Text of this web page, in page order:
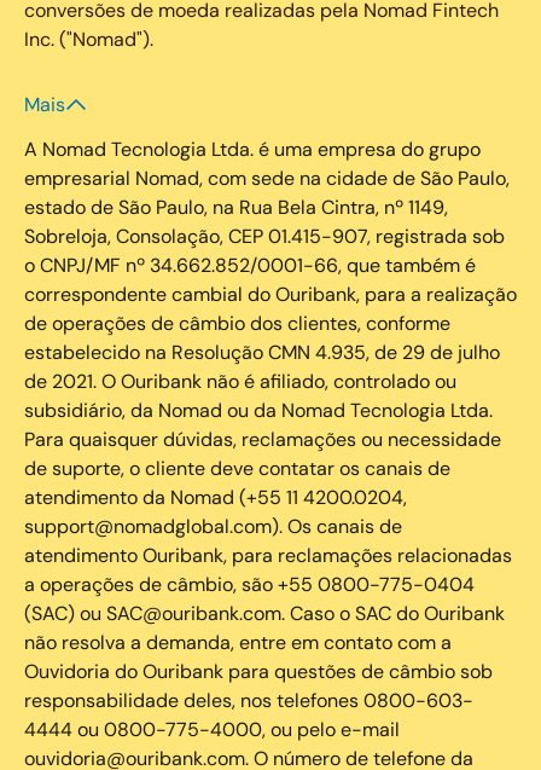
conversões de moeda realizadas pela Nomad Fintech
Inc. ("Nomad").
Mais
A Nomad Tecnologia Ltda. é uma empresa do grupo
empresarial Nomad, com sede na cidade de São Paulo,
estado de São Paulo, na Rua Bela Cintra, nº 1149,
Sobreloja, Consolação, CEP 01.415-907, registrada sob
o CNPJ/MF nº 34.662.852/0001-66, que também é
correspondente cambial do Ouribank, para a realização
de operações de câmbio dos clientes, conforme
estabelecido na Resolução CMN 4.935, de 29 de julho
de 2021. O Ouribank não é afiliado, controlado ou
subsidiário, da Nomad ou da Nomad Tecnologia Ltda.
Para quaisquer dúvidas, reclamações ou necessidade
de suporte, o cliente deve contatar os canais de
atendimento da Nomad (+55 11 4200.0204,
support@nomadglobal.com). Os canais de
atendimento Ouribank, para reclamações relacionadas
a operações de câmbio, são +55 0800-775-0404
(SAC) ou SAC@ouribank.com. Caso o SAC do Ouribank
não resolva a demanda, entre em contato com a
Ouvidoria do Ouribank para questões de câmbio sob
responsabilidade deles, nos telefones 0800-603-
4444 ou 0800-775-4000, ou pelo e-mail
ouvidoria@ouribank.com. O número de telefone da